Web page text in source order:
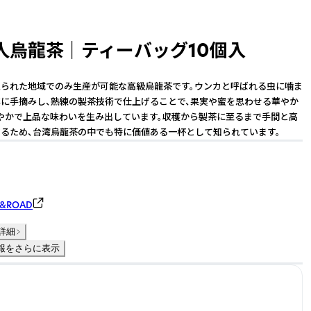
烏龍茶 ｜ ティーバッグ10個入
れた地域でのみ生産が可能な高級烏龍茶です。ウンカと呼ばれる虫に噛ま
手摘みし、熟練の製茶技術で仕上げることで、果実や蜜を思わせる華やか
かで上品な味わいを生み出しています。収穫から製茶に至るまで手間と高
ため、台湾烏龍茶の中でも特に価値ある一杯として知られています。
細
をさらに表示